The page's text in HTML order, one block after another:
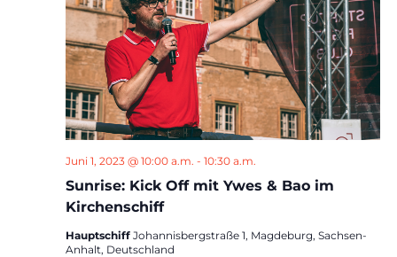
Sunrise: Kick Off mit Ywes & Bao im
Kirchenschiff
Juni 1, 2023 @ 10:00 a.m. - 10:30 a.m.
Hauptschiff Johannisbergstraße 1, Magdeburg, Sachsen-
Anhalt, Deutschland